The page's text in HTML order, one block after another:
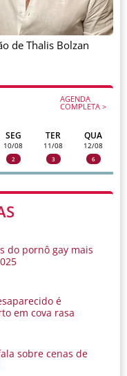
AGENDA
COMPLETA >
SEG
10/08
2
TER
11/08
3
QUA
12/08
6
do pornô gay mais
é
em cova rasa
sobre cenas de
de Thalis Bolzan